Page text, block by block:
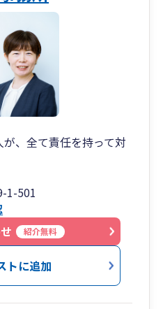
、全て責任を持って対
1-501
紹介無料
トに追加